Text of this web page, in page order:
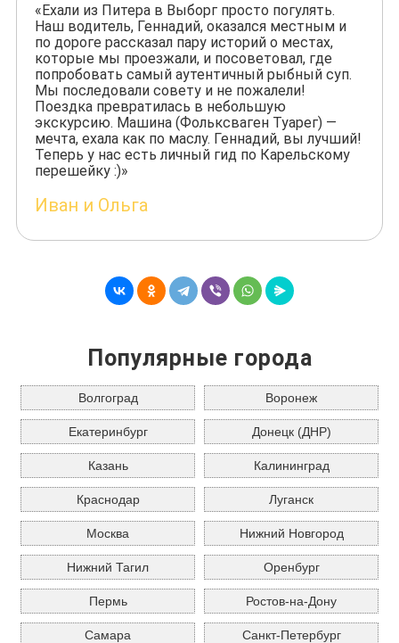
«Ехали из Питера в Выборг просто погулять.
Наш водитель, Геннадий, оказался местным и
по дороге рассказал пару историй о местах,
которые мы проезжали, и посоветовал, где
попробовать самый аутентичный рыбный суп.
Мы последовали совету и не пожалели!
Поездка превратилась в небольшую
экскурсию. Машина (Фольксваген Туарег) —
мечта, ехала как по маслу. Геннадий, вы лучший!
Теперь у нас есть личный гид по Карельскому
перешейку :)»
Иван и Ольга
Популярные города
Волгоград Воронеж
Екатеринбург Донецк (ДНР)
Казань Калининград
Краснодар Луганск
Москва Нижний Новгород
Нижний Тагил Оренбург
Пермь Ростов-на-Дону
Самара Санкт-Петербург